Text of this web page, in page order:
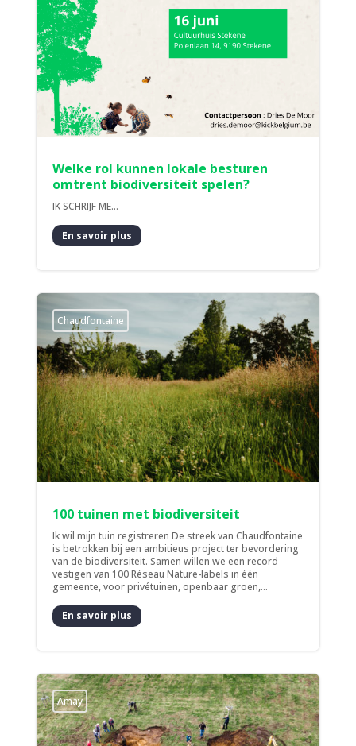
Welke rol kunnen lokale besturen
omtrent biodiversiteit spelen?
IK SCHRIJF ME...
En savoir plus
Chaudfontaine
100 tuinen met biodiversiteit
Ik wil mijn tuin registreren De streek van Chaudfontaine
is betrokken bij een ambitieus project ter bevordering
van de biodiversiteit. Samen willen we een record
vestigen van 100 Réseau Nature-labels in één
gemeente, voor privétuinen, openbaar groen,...
En savoir plus
Amay